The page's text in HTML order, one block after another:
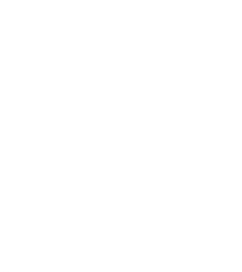
тормозом INNOVARI
взрывозащищенные INNOVARI
INNOVARI
INNORED
в квадратном корпусе